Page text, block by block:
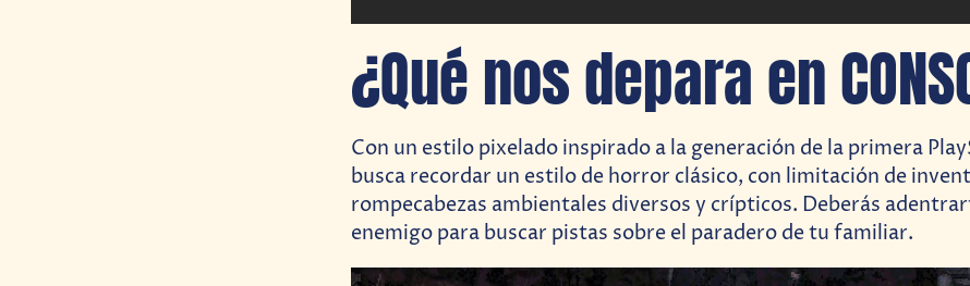
¿Qué nos depara en
Con un estilo pixelado inspirado a la generación de la primera
busca recordar un estilo de horror clásico, con limitación de
rompecabezas ambientales diversos y crípticos. Deberás
enemigo para buscar pistas sobre el paradero de tu familiar.